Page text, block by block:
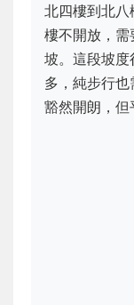
北四樓到北八
樓不開放，
坡。這段坡
多，純步行
豁然開朗，但